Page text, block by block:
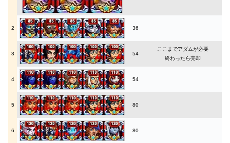
2 36
3 54
ここまでアダムが必要
終わったら売却
4 54
5 80
6 80